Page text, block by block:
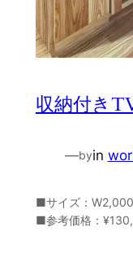
収納付き
—byin
■サイズ：
■参考価格：